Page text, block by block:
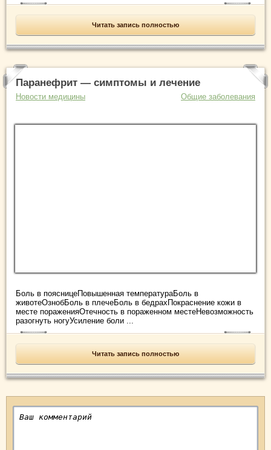
Читать запись полностью
Паранефрит — симптомы и лечение
Новости медицины Общие заболевания
Боль в поясницеПовышенная температураБоль в
животеОзнобБоль в плечеБоль в бедрахПокраснение кожи в
месте пораженияОтечность в пораженном местеНевозможность
разогнуть ногуУсиление боли ...
Читать запись полностью